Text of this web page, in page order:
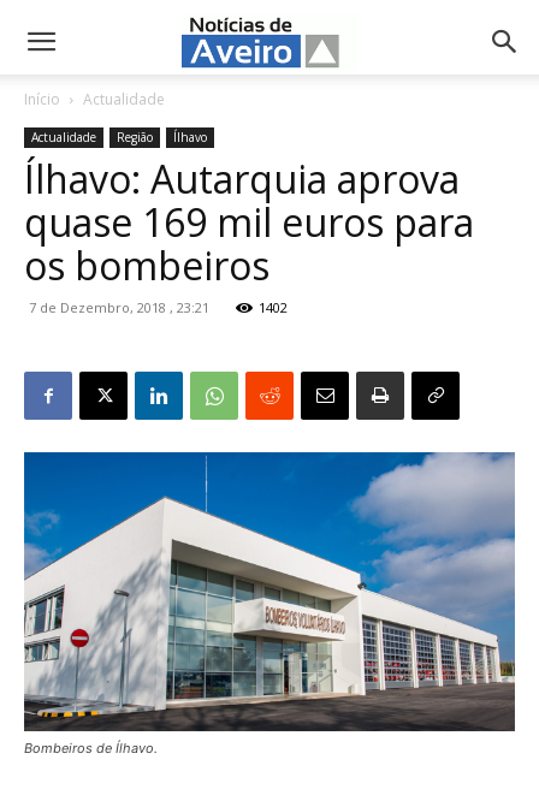
NotíciasdeAveiro.pt
Início Actualidade
Actualidade Região Ílhavo
Ílhavo: Autarquia aprova
quase 169 mil euros para
os bombeiros
7 de Dezembro, 2018 , 23:21 1402
Bombeiros de Ílhavo.